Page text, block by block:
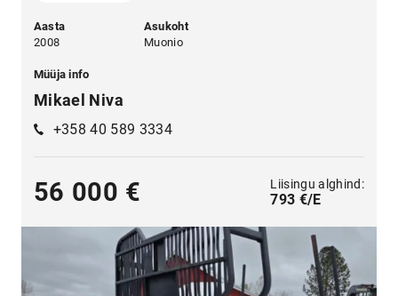
Aasta
2008
Asukoht
Muonio
Müüja info
Mikael Niva
+358 40 589 3334
56 000 € Liisingu alghind:
793 €/E